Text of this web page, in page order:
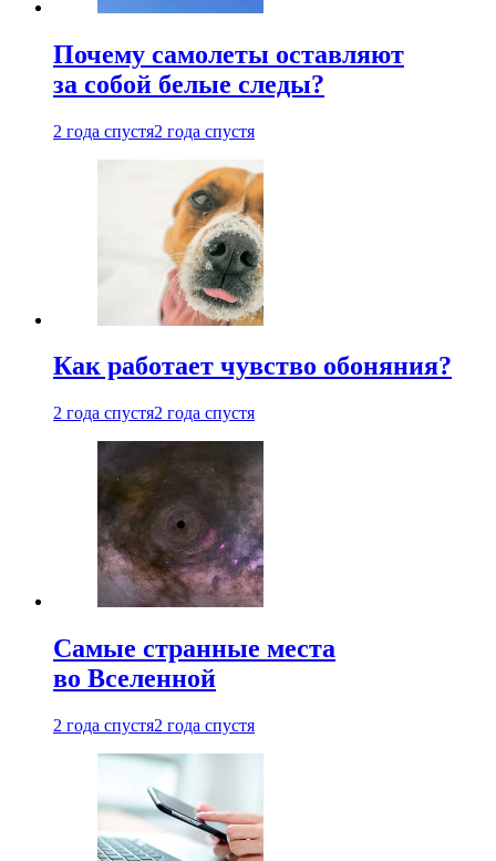
Почему самолеты оставляют
за собой белые следы?
2 года спустя2 года спустя
Как работает чувство обоняния?
2 года спустя2 года спустя
Самые странные места
во Вселенной
2 года спустя2 года спустя